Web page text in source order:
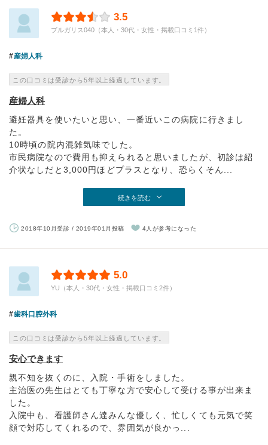
3.5
ブルガリス040（本人・30代・女性・掲載口コミ1件）
産婦人科
この口コミは受診から5年以上経過しています。
産婦人科
避妊器具を使いたいと思い、一番近いこの病院に行きまし
た。
10時頃の院内混雑気味でした。
市民病院なので費用も抑えられると思いましたが、初診は紹
介状なしだと3,000円ほどプラスとなり、恐らくそん...
続きを読む
2018年10月受診 / 2019年01月投稿 4人が参考になった
5.0
YU（本人・30代・女性・掲載口コミ2件）
歯科口腔外科
この口コミは受診から5年以上経過しています。
安心できます
親不知を抜くのに、入院・手術をしました。
主治医の先生はとても丁寧な方で安心して受ける事が出来ま
した。
入院中も、看護師さん達みんな優しく、忙しくても元気で笑
顔で対応してくれるので、雰囲気が良かっ...